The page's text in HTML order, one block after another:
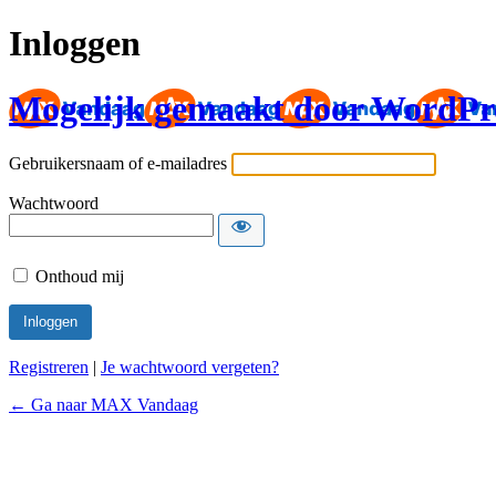
Inloggen
Mogelijk gemaakt door
Gebruikersnaam of e-mailadres
Wachtwoord
Onthoud mij
Registreren | Je wachtwoord vergeten?
← Ga naar MAX Vandaag